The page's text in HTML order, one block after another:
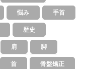
悩み 手首
歴史
肩 脚
首 骨盤矯正